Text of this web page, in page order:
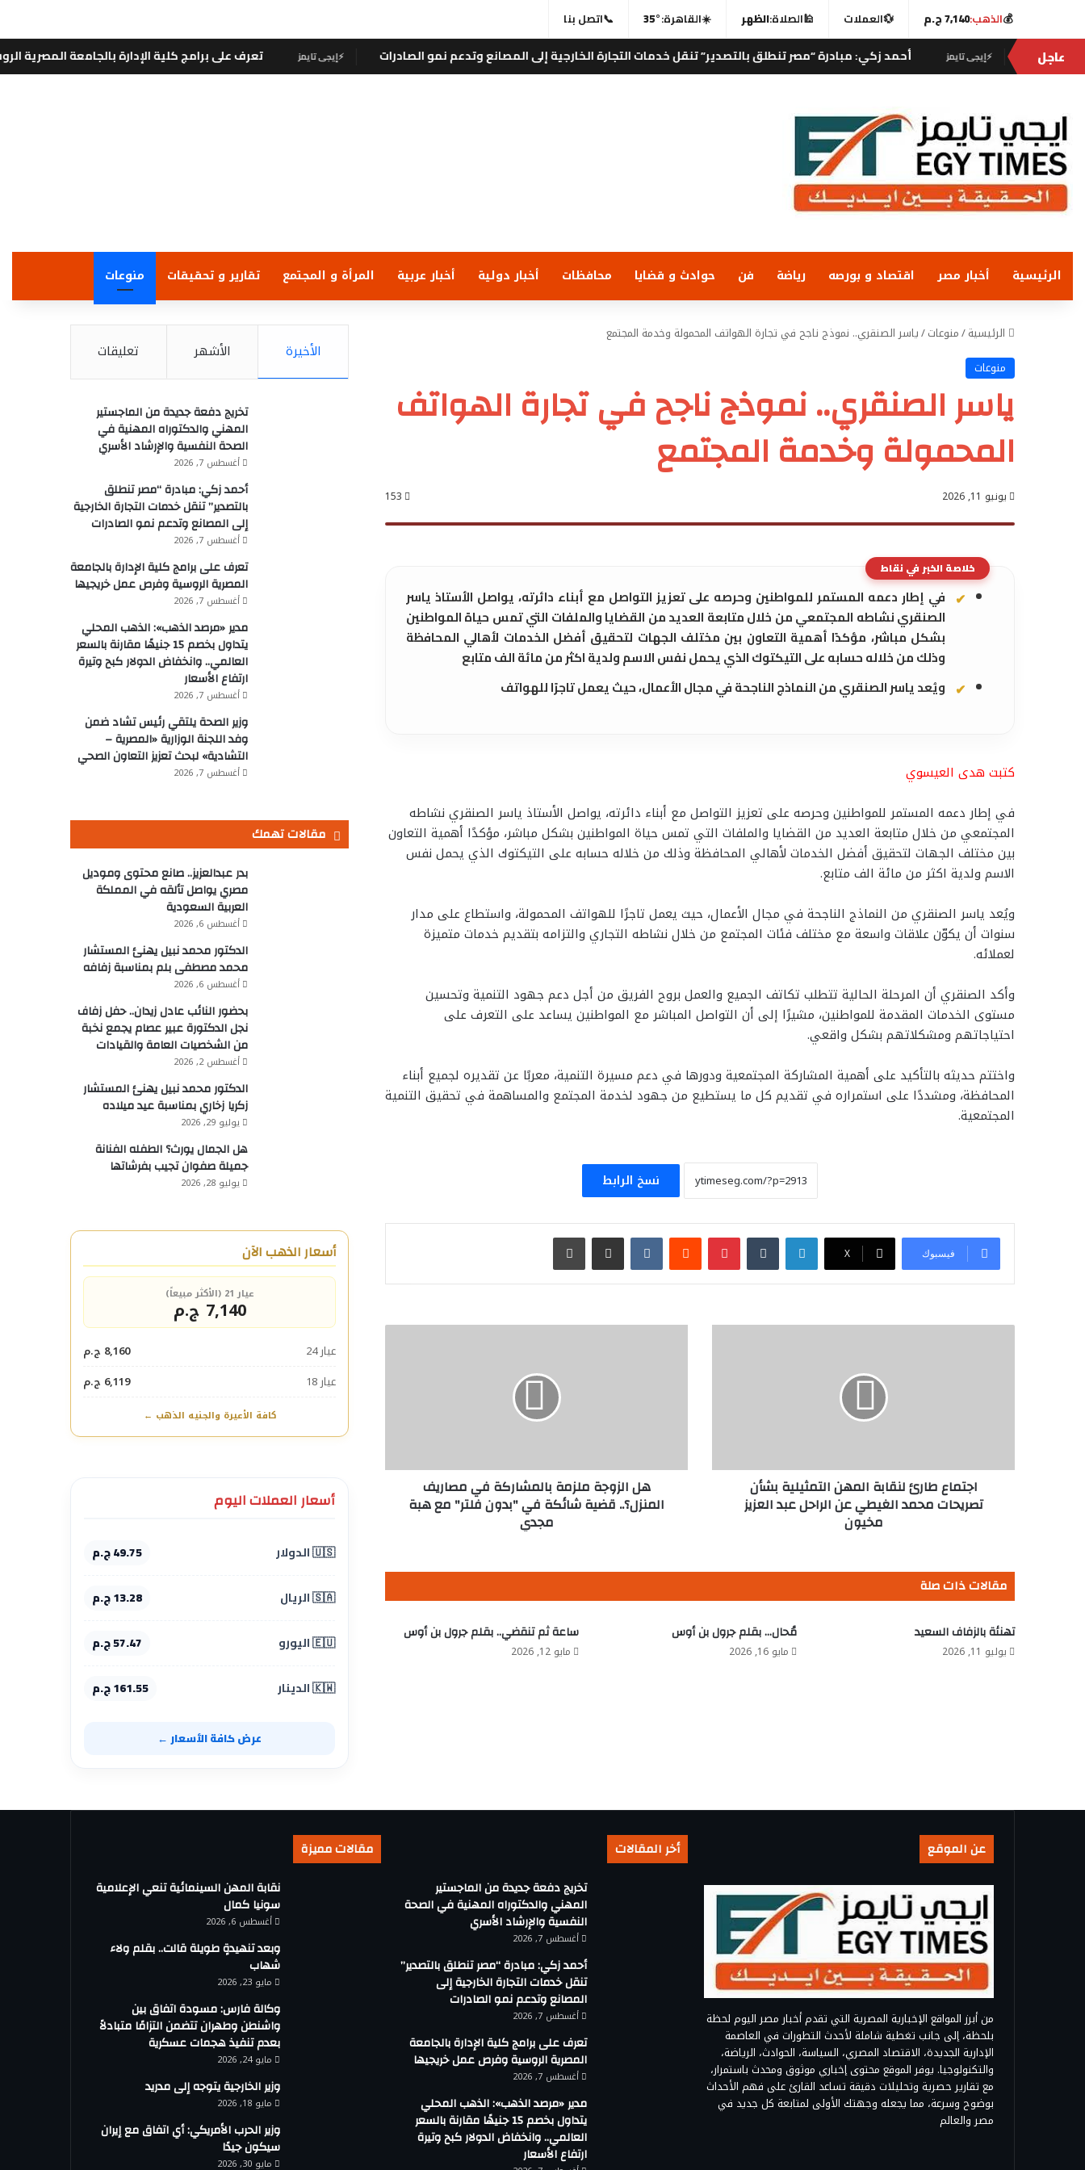
💰الذهب:7,140 ج.م 💱العملات 🕌الصلاة:الظهر ☀️القاهرة:35°
📞اتصل بنا
عاجل
⚡إيجى تايمز أحمد زكي: مبادرة “مصر تنطلق بالتصدير” تنقل خدمات التجارة الخارجية إلى المصانع وتدعم نمو الصادرات ⚡إيجى تايمز تعرف على برامج كلية الإدارة بالجامعة المصرية الروسية
الرئيسية أخبار مصر اقتصاد و بورصه رياضة فن حوادث و قضايا محافظات أخبار دولية أخبار عربية المرأة و المجتمع تقارير و تحقيقات منوعات
الرئيسية/منوعات/ياسر الصنقري.. نموذج ناجح في تجارة الهواتف المحمولة وخدمة المجتمع
منوعات
ياسر الصنقري.. نموذج ناجح في تجارة الهواتف
المحمولة وخدمة المجتمع
يونيو 11, 2026 153
خلاصة الخبر في نقاط
في إطار دعمه المستمر للمواطنين وحرصه على تعزيز التواصل مع أبناء دائرته، يواصل الأستاذ ياسر
الصنقري نشاطه المجتمعي من خلال متابعة العديد من القضايا والملفات التي تمس حياة المواطنين
بشكل مباشر، مؤكدًا أهمية التعاون بين مختلف الجهات لتحقيق أفضل الخدمات لأهالي المحافظة
وذلك من خلاله حسابه على التيكتوك الذي يحمل نفس الاسم ولدية اكثر من مائة الف متابع
ويُعد ياسر الصنقري من النماذج الناجحة في مجال الأعمال، حيث يعمل تاجرًا للهواتف
كتبت هدى العيسوي
في إطار دعمه المستمر للمواطنين وحرصه على تعزيز التواصل مع أبناء دائرته، يواصل الأستاذ ياسر الصنقري نشاطه
المجتمعي من خلال متابعة العديد من القضايا والملفات التي تمس حياة المواطنين بشكل مباشر، مؤكدًا أهمية التعاون
بين مختلف الجهات لتحقيق أفضل الخدمات لأهالي المحافظة وذلك من خلاله حسابه على التيكتوك الذي يحمل نفس
الاسم ولدية اكثر من مائة الف متابع.
ويُعد ياسر الصنقري من النماذج الناجحة في مجال الأعمال، حيث يعمل تاجرًا للهواتف المحمولة، واستطاع على مدار
سنوات أن يكوّن علاقات واسعة مع مختلف فئات المجتمع من خلال نشاطه التجاري والتزامه بتقديم خدمات متميزة
لعملائه.
وأكد الصنقري أن المرحلة الحالية تتطلب تكاتف الجميع والعمل بروح الفريق من أجل دعم جهود التنمية وتحسين
مستوى الخدمات المقدمة للمواطنين، مشيرًا إلى أن التواصل المباشر مع المواطنين يساعد على التعرف على
احتياجاتهم ومشكلاتهم بشكل واقعي.
واختتم حديثه بالتأكيد على أهمية المشاركة المجتمعية ودورها في دعم مسيرة التنمية، معربًا عن تقديره لجميع أبناء
المحافظة، ومشددًا على استمراره في تقديم كل ما يستطيع من جهود لخدمة المجتمع والمساهمة في تحقيق التنمية
المجتمعية.
نسخ الرابط
فيسبوك ‫X
لينكدإن بينتيريست مشاركة عبر البريد طباعة
اجتماع
الغيطي
اجتماع طارئ لنقابة المهن التمثيلية بشأن
تصريحات محمد الغيطي عن الراحل عبد العزيز
مخيون
شائكة
"بدون
مجدي
هل الزوجة ملزمة بالمشاركة في مصاريف
المنزل؟.. قضية شائكة في "بدون فلتر" مع هبة
مجدي
مقالات ذات صلة
تهنئة بالزفاف السعيد
يوليو 11, 2026
مُحال… بقلم جرول بن أوس
مايو 16, 2026
ساعة ثم تنقضي.. بقلم جرول بن أوس
مايو 12, 2026
الأخيرة الأشهر تعليقات
تخريج دفعة جديدة من الماجستير
المهني والدكتوراه المهنية في
الصحة النفسية والإرشاد الأسري
أغسطس 7, 2026
أحمد زكي: مبادرة “مصر تنطلق
بالتصدير” تنقل خدمات التجارة الخارجية
إلى المصانع وتدعم نمو الصادرات
أغسطس 7, 2026
تعرف على برامج كلية الإدارة بالجامعة
المصرية الروسية وفرص عمل خريجيها
أغسطس 7, 2026
مدير «مرصد الذهب»: الذهب المحلي
يتداول بخصم 15 جنيهًا مقارنة بالسعر
العالمي.. وانخفاض الدولار كبح وتيرة
ارتفاع الأسعار
أغسطس 7, 2026
وزير الصحة يلتقي رئيس تشاد ضمن
وفد اللجنة الوزارية «المصرية –
التشادية» لبحث تعزيز التعاون الصحي
أغسطس 7, 2026
مقالات تهمك
بدر عبدالعزيز.. صانع محتوى وموديل
مصري يواصل تألقه في المملكة
العربية السعودية
أغسطس 6, 2026
الدكتور محمد نبيل يهنئ المستشار
محمد مصطفى بلم بمناسبة زفافه
أغسطس 6, 2026
بحضور النائب عادل زيدان.. حفل زفاف
نجل الدكتورة عبير عصام يجمع نخبة
من الشخصيات العامة والقيادات
أغسطس 2, 2026
الدكتور محمد نبيل يهنئ المستشار
زكريا زخاري بمناسبة عيد ميلاده
يوليو 29, 2026
هل الجمال يورث؟ الطفله الفنانة
جميلة صفوان تجيب بفرشاتها
يوليو 28, 2026
أسعار الذهب الآن
عيار 21 (الأكثر مبيعاً)
7,140 ج.م
عيار 24
8,160 ج.م
عيار 18
6,119 ج.م
كافة الأعيرة والجنيه الذهب ←
أسعار العملات اليوم
🇺🇸 الدولار 49.75 ج.م
🇸🇦 الريال 13.28 ج.م
🇪🇺 اليورو 57.47 ج.م
🇰🇼 الدينار 161.55 ج.م
عرض كافة الأسعار ←
عن الموقع
من أبرز المواقع الإخبارية المصرية التي تقدم أخبار مصر اليوم لحظة
بلحظة، إلى جانب تغطية شاملة لأحدث التطورات في العاصمة
الإدارية الجديدة، الاقتصاد المصري، السياسة، الحوادث، الرياضة،
والتكنولوجيا. يوفر الموقع محتوى إخباري موثوق ومحدث باستمرار،
مع تقارير حصرية وتحليلات دقيقة تساعد القارئ على فهم الأحداث
بوضوح وسرعة، مما يجعله وجهتك الأولى لمتابعة كل جديد في
مصر والعالم
أخر المقالات
تخريج دفعة جديدة من الماجستير
المهني والدكتوراه المهنية في الصحة
النفسية والإرشاد الأسري
أغسطس 7, 2026
أحمد زكي: مبادرة “مصر تنطلق بالتصدير”
تنقل خدمات التجارة الخارجية إلى
المصانع وتدعم نمو الصادرات
أغسطس 7, 2026
تعرف على برامج كلية الإدارة بالجامعة
المصرية الروسية وفرص عمل خريجيها
أغسطس 7, 2026
مدير «مرصد الذهب»: الذهب المحلي
يتداول بخصم 15 جنيهًا مقارنة بالسعر
العالمي.. وانخفاض الدولار كبح وتيرة
ارتفاع الأسعار
مقالات مميزة
نقابة المهن السينمائية تنعي الإعلامية
سونيا كمال
أغسطس 6, 2026
وبعد تنهيدةٍ طويلة قالت.. بقلم ولاء
شهاب
مايو 23, 2026
وكالة فارس: مسودة اتفاق بين
واشنطن وطهران تتضمن التزامًا متبادلاً
بعدم تنفيذ هجمات عسكرية
مايو 24, 2026
وزير الخارجية يتوجه إلى مدريد
مايو 18, 2026
وزير الحرب الأمريكي: أي اتفاق مع إيران
سيكون جيدًا
مايو 30, 2026